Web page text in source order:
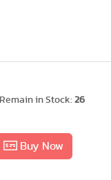
Remain in Stock: 26
Buy Now